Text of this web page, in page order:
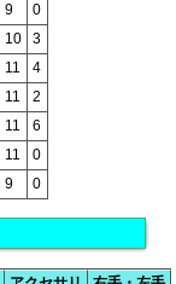
9
0
10
3
11
4
11
2
11
6
11
0
9 0